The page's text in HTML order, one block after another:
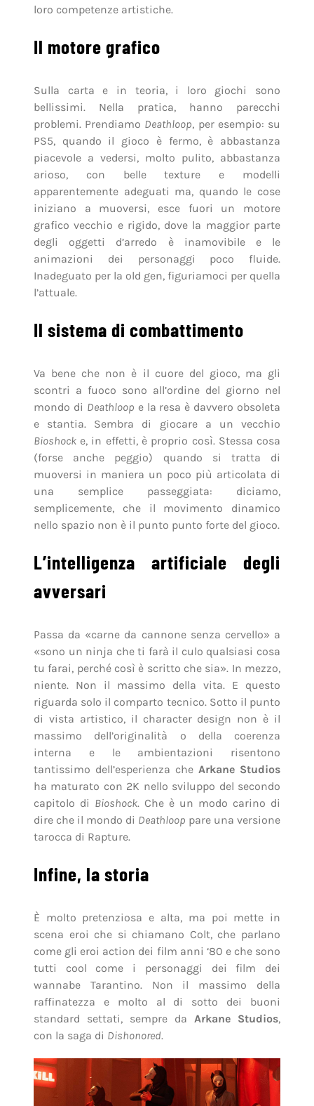
loro competenze artistiche.
Il motore grafico
Sulla carta e in teoria, i loro giochi sono
bellissimi. Nella pratica, hanno parecchi
problemi. Prendiamo Deathloop, per esempio: su
PS5, quando il gioco è fermo, è abbastanza
piacevole a vedersi, molto pulito, abbastanza
arioso, con belle texture e modelli
apparentemente adeguati ma, quando le cose
iniziano a muoversi, esce fuori un motore
grafico vecchio e rigido, dove la maggior parte
degli oggetti d’arredo è inamovibile e le
animazioni dei personaggi poco fluide.
Inadeguato per la old gen, figuriamoci per quella
l’attuale.
Il sistema di combattimento
Va bene che non è il cuore del gioco, ma gli
scontri a fuoco sono all’ordine del giorno nel
mondo di Deathloop e la resa è davvero obsoleta
e stantia. Sembra di giocare a un vecchio
Bioshocke, in effetti, è proprio così. Stessa cosa
(forse anche peggio) quando si tratta di
muoversi in maniera un poco più articolata di
una semplice passeggiata: diciamo,
semplicemente, che il movimento dinamico
nello spazio non è il punto punto forte del gioco.
L’intelligenza artificiale degli
avversari
Passa da «carne da cannone senza cervello» a
«sono un ninja che ti farà il culo qualsiasi cosa
tu farai, perché così è scritto che sia». In mezzo,
niente. Non il massimo della vita. E questo
riguarda solo il comparto tecnico. Sotto il punto
di vista artistico, il character design non è il
massimo dell’originalità o della coerenza
interna e le ambientazioni risentono
tantissimo dell’esperienza cheArkane Studios
ha maturato con 2K nello sviluppo del secondo
capitolo di Bioshock. Che è un modo carino di
dire che il mondo di Deathloop pare una versione
tarocca di Rapture.
Infine, la storia
È molto pretenziosa e alta, ma poi mette in
scena eroi che si chiamano Colt, che parlano
come gli eroi action dei film anni ‘80 e che sono
tutti cool come i personaggi dei film dei
wannabe Tarantino. Non il massimo della
raffinatezza e molto al di sotto dei buoni
standard settati, sempre daArkane Studios,
con la saga di Dishonored.